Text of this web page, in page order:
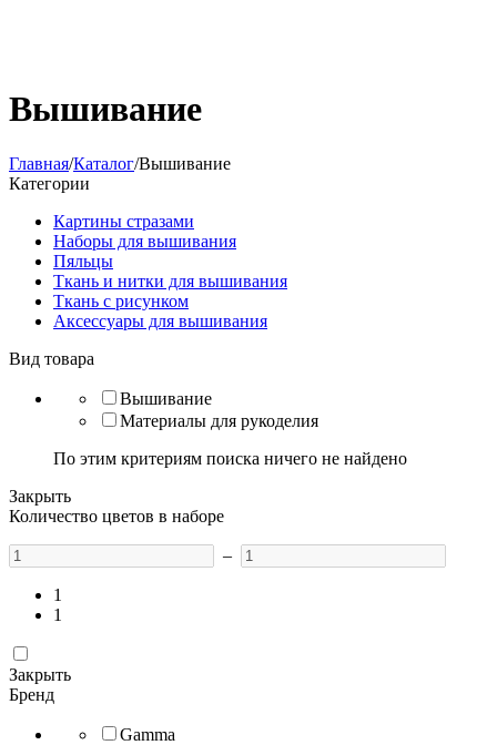
Вышивание
Главная/Каталог/Вышивание
Категории
Картины стразами
Наборы для вышивания
Пяльцы
Ткань и нитки для вышивания
Ткань с рисунком
Аксессуары для вышивания
Вид товара
Вышивание
Материалы для рукоделия
По этим критериям поиска ничего не найдено
Закрыть
Количество цветов в наборе
–
1
1
Закрыть
Бренд
Gamma